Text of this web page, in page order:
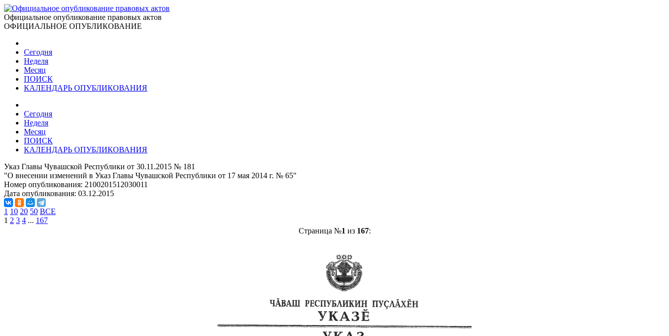
Официальное опубликование правовых актов
ОФИЦИАЛЬНОЕ ОПУБЛИКОВАНИЕ
Сегодня
Неделя
Месяц
ПОИСК
КАЛЕНДАРЬ ОПУБЛИКОВАНИЯ
Сегодня
Неделя
Месяц
ПОИСК
КАЛЕНДАРЬ ОПУБЛИКОВАНИЯ
Указ Главы Чувашской Республики от 30.11.2015 № 181
"О внесении изменений в Указ Главы Чувашской Республики от 17 мая 2014 г. № 65"
Номер опубликования: 2100201512030011
Дата опубликования: 03.12.2015
1 10 20 50 ВСЕ
1 2 3 4 ... 167
Страница №1 из 167: